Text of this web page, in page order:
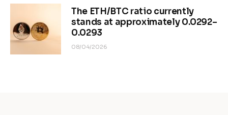
The ETH/BTC ratio currently
stands at approximately 0.0292–
0.0293
08/04/2026